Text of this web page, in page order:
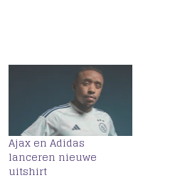
Ajax en Adidas
lanceren nieuwe
uitshirt